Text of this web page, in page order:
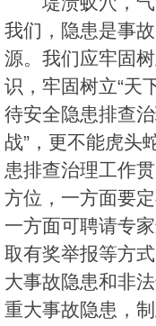
我们，隐患是事
源。我们应牢固
识，牢固树立“天
待安全隐患排查
战”，更不能虎头
患排查治理工作
方位，一方面要
一方面可聘请专
取有奖举报等方
大事故隐患和非
重大事故隐患，